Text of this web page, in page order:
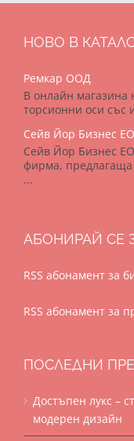
НОВО В
Ремкар ООД
В онлайн
торсионни оси със
Сейв Йор Бизнес
Сейв Йор Бизнес
фирма, предлагаща
...
АБОНИРАЙ СЕ
RSS абонамент за
RSS абонамент за
ПОСЛЕДНИ
Достъпен лукс –
модерен дизайн